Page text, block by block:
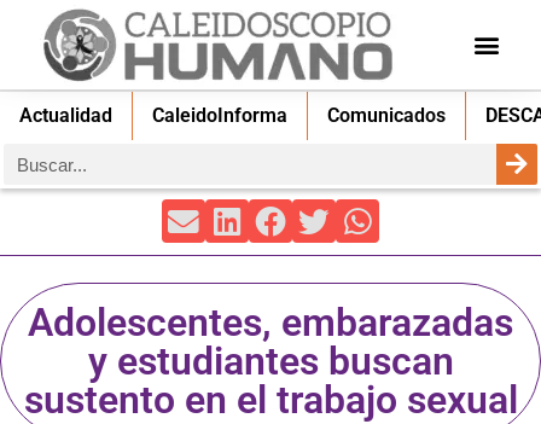
Actualidad CaleidoInforma Comunicados
Adolescentes, embarazadas
y estudiantes buscan
sustento en el trabajo sexual